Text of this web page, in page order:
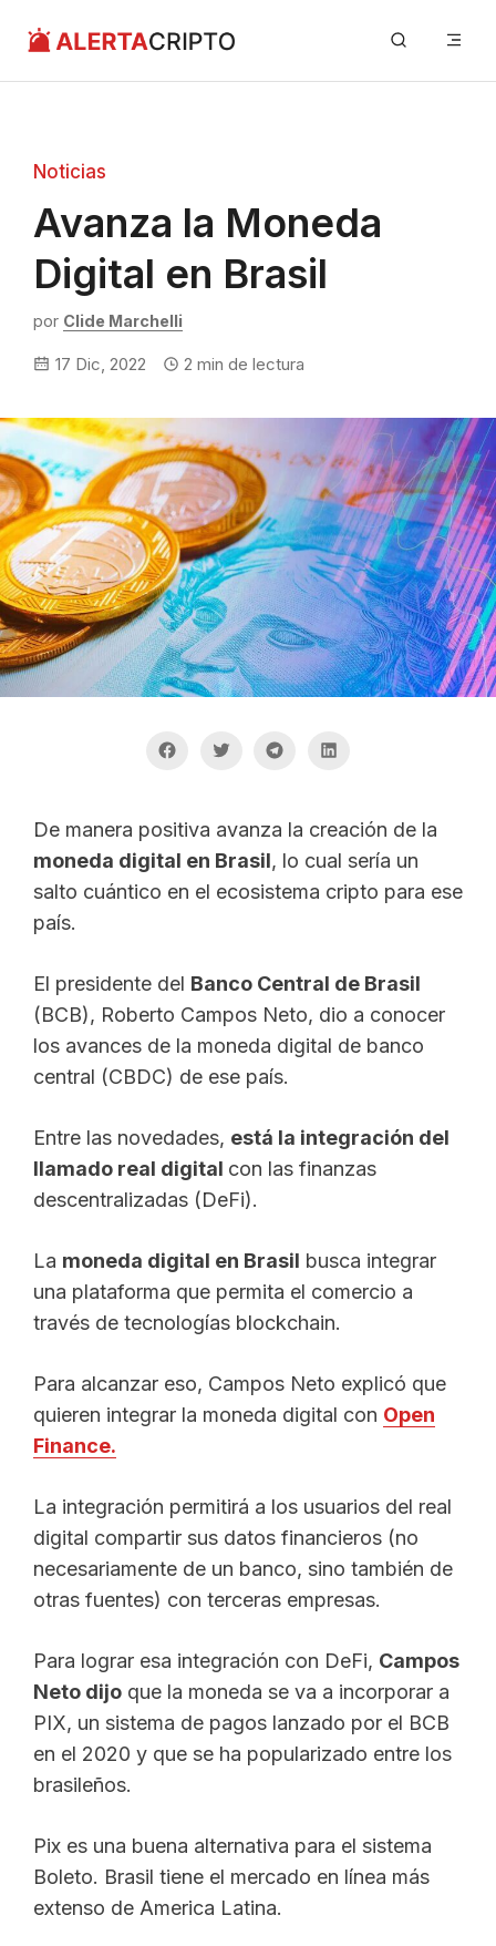
contenido
Noticias
Avanza la Moneda
Digital en Brasil
por Clide Marchelli
17 Dic, 2022 2 min de lectura
De manera positiva avanza la creación de la
moneda digital en Brasil, lo cual sería un
salto cuántico en el ecosistema cripto para ese
país.
El presidente del Banco Central de Brasil
(BCB), Roberto Campos Neto, dio a conocer
los avances de la moneda digital de banco
central (CBDC) de ese país.
Entre las novedades, está la integración del
llamado real digital con las finanzas
descentralizadas (DeFi).
La moneda digital en Brasil busca integrar
una plataforma que permita el comercio a
través de tecnologías blockchain.
Para alcanzar eso, Campos Neto explicó que
quieren integrar la moneda digital con Open
Finance.
La integración permitirá a los usuarios del real
digital compartir sus datos financieros (no
necesariamente de un banco, sino también de
otras fuentes) con terceras empresas.
Para lograr esa integración con DeFi, Campos
Neto dijo que la moneda se va a incorporar a
PIX, un sistema de pagos lanzado por el BCB
en el 2020 y que se ha popularizado entre los
brasileños.
Pix es una buena alternativa para el sistema
Boleto. Brasil tiene el mercado en línea más
extenso de America Latina.